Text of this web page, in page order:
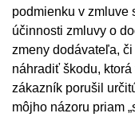
podmienku v zmluve
účinnosti zmluvy o
zmeny dodávateľa,
náhradiť škodu,
zákazník porušil
môjho názoru priam